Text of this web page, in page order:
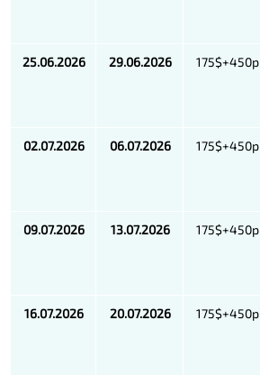
25.06.2026 29.06.2026 175$+450р
02.07.2026 06.07.2026 175$+450р
09.07.2026 13.07.2026 175$+450р
16.07.2026 20.07.2026 175$+450р